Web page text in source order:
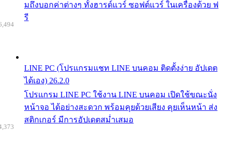
มถึงบอกค่าต่างๆ ทั้งฮารด์แวร์ ซอฟต์แวร์ ในเครื่องด้วย ฟ
รี
LINE PC (โปรแกรมแชท LINE บนคอม ติดตั้งง่าย อัปเดต
ได้เอง) 26.2.0
โปรแกรม LINE PC ใช้งาน LINE บนคอม เปิดใช้ขณะนั่ง
หน้าจอ ได้อย่างสะดวก พร้อมคุยด้วยเสียง คุยเห็นหน้า ส่ง
สติกเกอร์ มีการอัปเดตสม่ำเสมอ